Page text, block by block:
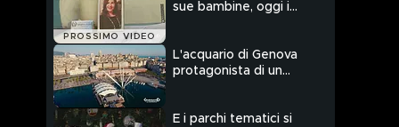
PROSSIMO VIDEO
sue bambine, oggi i
L'acquario di Genova
protagonista di un
E i parchi tematici si